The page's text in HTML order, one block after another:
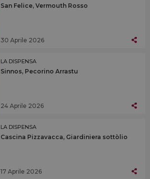
San Felice, Vermouth Rosso
30 Aprile 2026
LA DISPENSA
Sinnos, Pecorino Arrastu
24 Aprile 2026
LA DISPENSA
Cascina Pizzavacca, Giardiniera sottòlio
17 Aprile 2026